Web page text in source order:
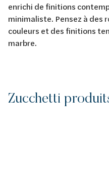
enrichi de finitions
minimaliste. Pensez à des
couleurs et des finitions
marbre.
Zucchetti